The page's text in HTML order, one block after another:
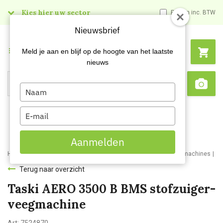
Kies hier uw sector Prijzen inc. BTW
Search
Menu
Home Webshop Schoonmaakmachines Veeg- en veegzuig machines
Terug naar overzicht
Taski AERO 3500 B BMS stofzuiger-
veegmachine
Nieuwsbrief
Meld je aan en blijf op de hoogte van het laatste
nieuws
Type
your
name
Type
your
email
Aanmelden